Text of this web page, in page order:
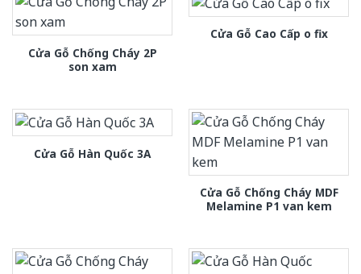
Cửa Gỗ Chống Cháy 2P
son xam
Cửa Gỗ Cao Cấp o fix
Cửa Gỗ Hàn Quốc 3A
Cửa Gỗ Chống Cháy MDF
Melamine P1 van kem